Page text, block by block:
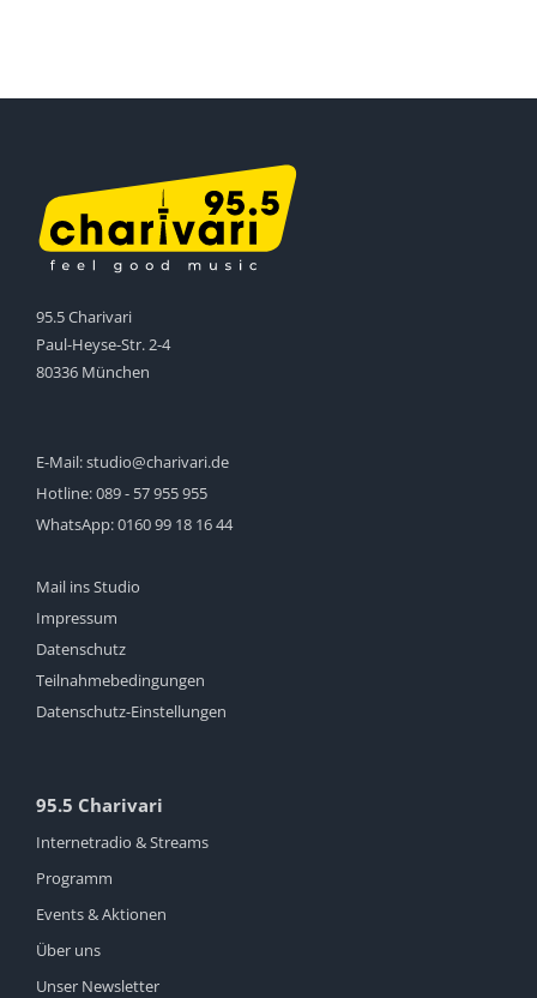
95.5 Charivari
Paul-Heyse-Str. 2-4
80336 München
E-Mail:studio@charivari.de
Hotline:089 - 57 955 955
WhatsApp:0160 99 18 16 44
Mail ins Studio
Impressum
Datenschutz
Teilnahmebedingungen
Datenschutz-Einstellungen
95.5 Charivari
Internetradio & Streams
Programm
Events & Aktionen
Über uns
Unser Newsletter